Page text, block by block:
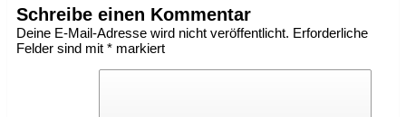
Schreibe einen Kommentar
Deine E-Mail-Adresse wird nicht veröffentlicht. Erforderliche
Felder sind mit * markiert